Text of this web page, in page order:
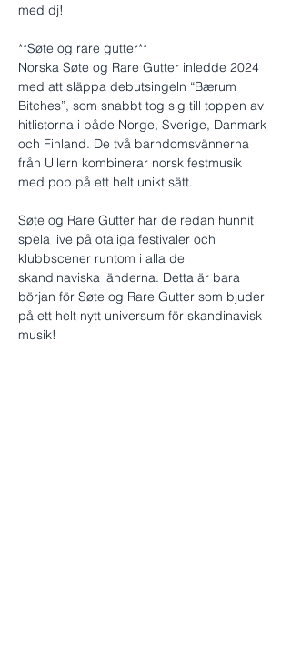
med dj!
**Søte og rare gutter**
Norska Søte og Rare Gutter inledde 2024
med att släppa debutsingeln “Bærum
Bitches”, som snabbt tog sig till toppen av
hitlistorna i både Norge, Sverige, Danmark
och Finland. De två barndomsvännerna
från Ullern kombinerar norsk festmusik
med pop på ett helt unikt sätt.
Søte og Rare Gutter har de redan hunnit
spela live på otaliga festivaler och
klubbscener runtom i alla de
skandinaviska länderna. Detta är bara
början för Søte og Rare Gutter som bjuder
på ett helt nytt universum för skandinavisk
musik!